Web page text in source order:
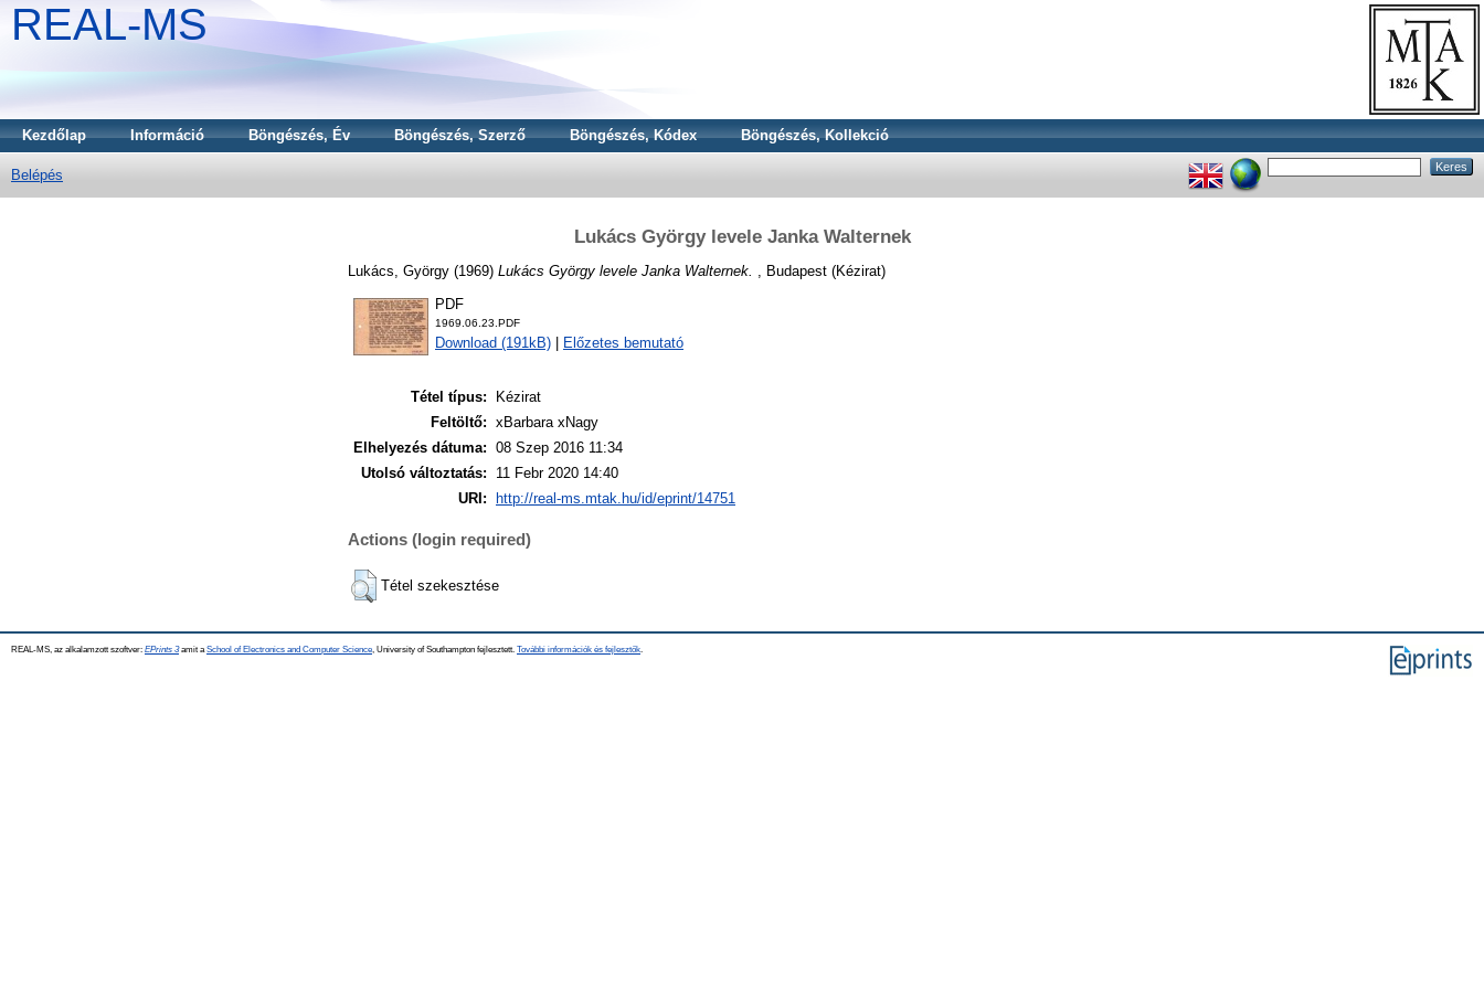
REAL-MS
Kezdőlap Információ Böngészés, Év Böngészés, Szerző Böngészés, Kódex Böngészés, Kollekció
Belépés
Lukács György levele Janka Walternek
Lukács, György (1969) Lukács György levele Janka Walternek. , Budapest (Kézirat)
PDF
1969.06.23.PDF
Download (191kB) Előzetes bemutató
Tétel típus:
Kézirat
Feltöltő: xBarbara xNagy
Elhelyezés dátuma: 08 Szep 2016 11:34
Utolsó változtatás:
11 Febr 2020 14:40
URI:
http://real-ms.mtak.hu/id/eprint/14751
Actions (login required)
Tétel szekesztése
REAL-MS, az alkalamzott szoftver: EPrints 3amit a School of Electronics and Computer Science , University of Southampton fejlesztett. További információk és fejlesztők